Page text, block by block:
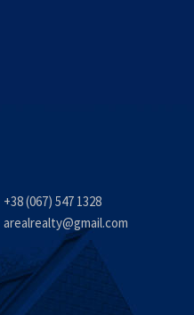
+38 (067) 547 1328
arealrealty@gmail.com